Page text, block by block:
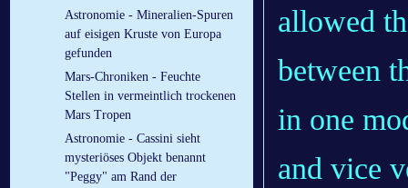
Astronomie - Mineralien-Spuren
auf eisigen Kruste von Europa
gefunden
Mars-Chroniken - Feuchte
Stellen in vermeintlich trockenen
Mars Tropen
Astronomie - Cassini sieht
mysteriöses Objekt benannt
"Peggy" am Rand der
allowed
between
in one
and vice